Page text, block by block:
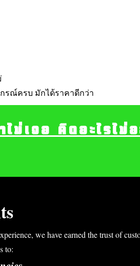
รณ์ครบ มักได้ราคาดีกว่า
we have earned the trust of
to:
ไม่เจอ คิดอะไรไ